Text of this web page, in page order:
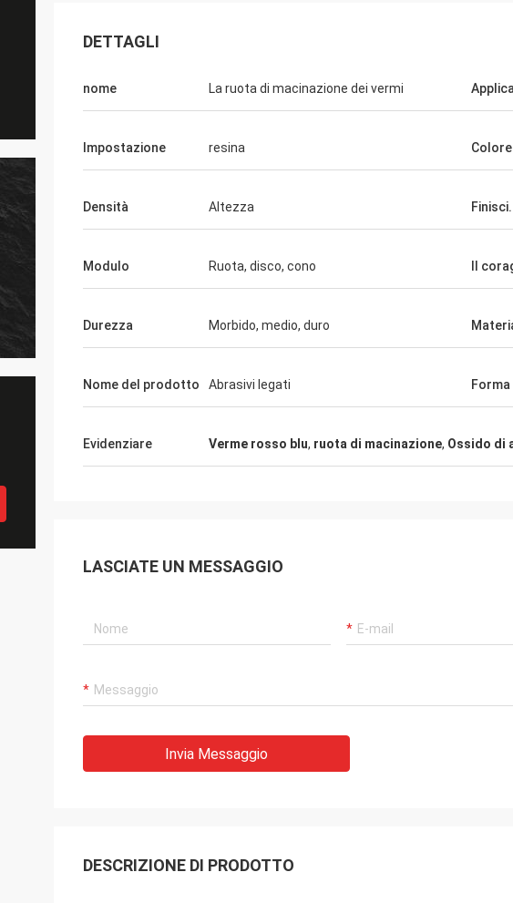
La qualità è molto buona e stabile. Siamo
soddisfatti del team con cui lavoriamo.
affari per molti anni. - Grazie. Grazie.
DETTAGLI
nome La ruota di macinazione dei vermi
Impostazione resina Colore
Densità Altezza Finisci.
Modulo Ruota, disco, cono Il
Durezza Morbido, medio, duro
Nome del prodotto Abrasivi legati Forma
Evidenziare Verme rosso blu, ruota di macinazione, Ossido di
LASCIATE UN MESSAGGIO
Invia Messaggio
DESCRIZIONE DI PRODOTTO